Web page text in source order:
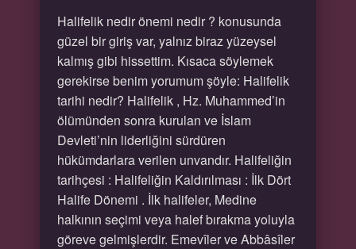
Halifelik nedir önemi nedir ? konusunda
güzel bir giriş var, yalnız biraz yüzeysel
kalmış gibi hissettim. Kısaca söylemek
gerekirse benim yorumum şöyle: Halifelik
tarihi nedir? Halifelik , Hz. Muhammed’in
ölümünden sonra kurulan ve İslam
Devleti’nin liderliğini sürdüren
hükümdarlara verilen unvandır. Halifeliğin
tarihçesi : Halifeliğin Kaldırılması : İlk Dört
Halife Dönemi . İlk halifeler, Medine
halkının seçimi veya halef bırakma yoluyla
göreve gelmişlerdir. Emevîler ve Abbâsîler